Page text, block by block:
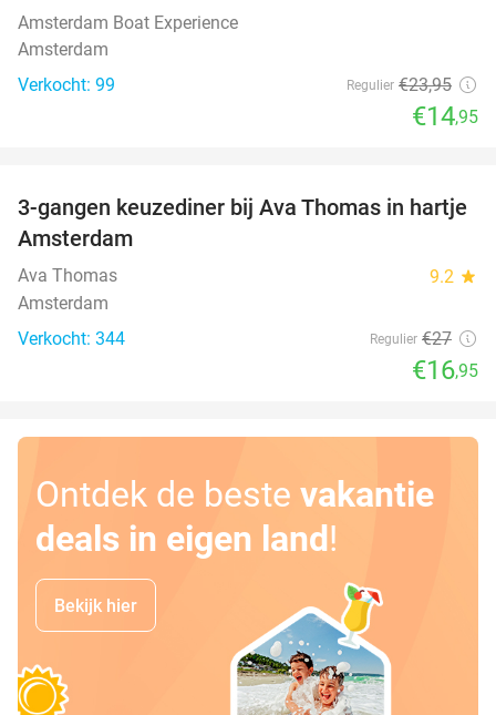
Amsterdam Boat Experience
Amsterdam
Verkocht: 99
Regulier €23,95
€14,95
37%
3-gangen keuzediner bij Ava Thomas in hartje
Amsterdam
Ava Thomas 9.2 star
Amsterdam
Verkocht: 344
Regulier €27
€16,95
Ontdek de beste vakantie
deals in eigen land!
Bekijk hier